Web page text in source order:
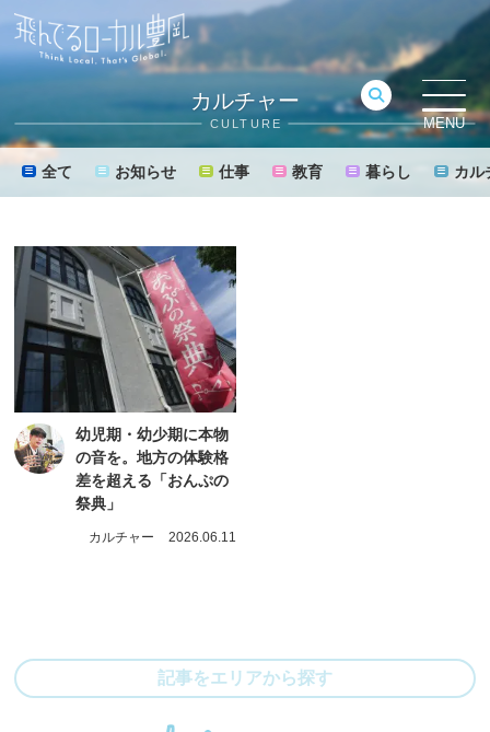
カルチャー
CULTURE MENU
全て お知らせ 仕事 教育 暮らし カル
幼児期・幼少期に本物
の音を。地方の体験格
差を超える「おんぷの
祭典」
カルチャー 2026.06.11
記事をエリアから探す